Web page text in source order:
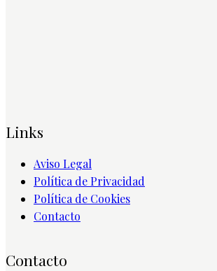
Links
Aviso Legal
Política de Privacidad
Política de Cookies
Contacto
Contacto